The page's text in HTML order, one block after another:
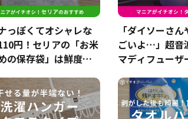
っぽくてオシャレな
円！セリアの「お米
の保存袋」は鮮度を
「ダイソーさ
ごいよ…」超音
マディフューザ